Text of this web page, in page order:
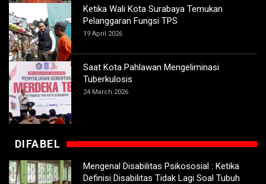
Ketika Wali Kota Surabaya Temukan
Pelanggaran Fungsi TPS
19 April 2026
Saat Kota Pahlawan Mengeliminasi
Tuberkulosis
24 March 2026
DIFABEL
Mengenal Disabilitas Psikososial : Ketika
Definisi Disabilitas Tidak Lagi Soal Tubuh